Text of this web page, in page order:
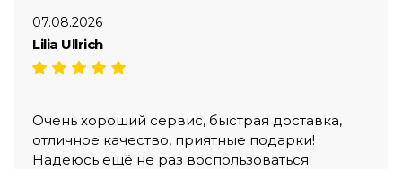
07.08.2026
Lilia Ullrich
Очень хороший сервис, быстрая доставка,
отличное качество, приятные подарки!
Надеюсь ещё не раз воспользоваться